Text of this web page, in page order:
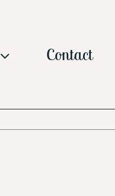
Contact